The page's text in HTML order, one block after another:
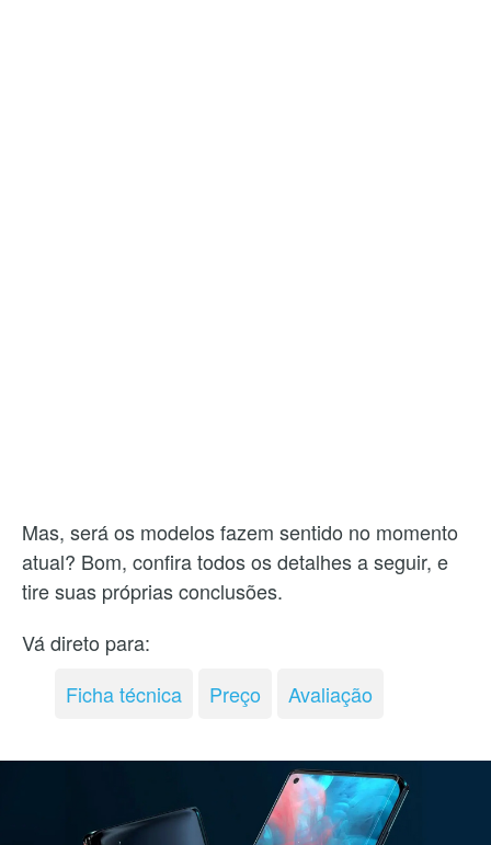
Mas, será os modelos fazem sentido no momento
atual? Bom, confira todos os detalhes a seguir, e
tire suas próprias conclusões.
Vá direto para:
Ficha técnica
Preço Avaliação